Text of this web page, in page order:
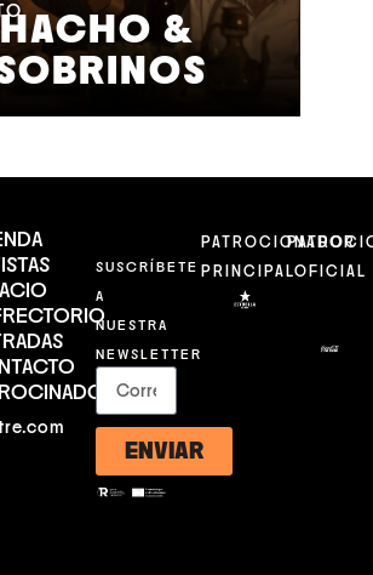
&
SUSCRÍBETE
A
NUESTRA
NEWSLETTER
ENVIAR
PATROCIONADOR
PRINCIPALOFICIAL